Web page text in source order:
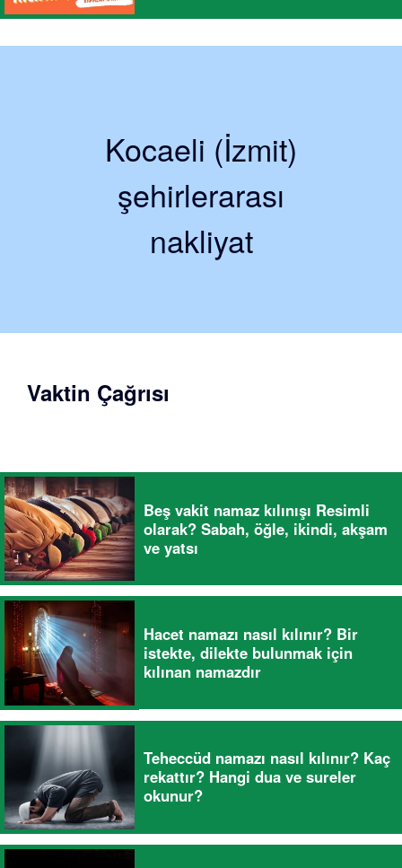
Kocaeli (İzmit)
şehirlerarası
nakliyat
Vaktin Çağrısı
Beş vakit namaz kılınışı Resimli
olarak? Sabah, öğle, ikindi, akşam
ve yatsı
Hacet namazı nasıl kılınır? Bir
istekte, dilekte bulunmak için
kılınan namazdır
Teheccüd namazı nasıl kılınır? Kaç
rekattır? Hangi dua ve sureler
okunur?